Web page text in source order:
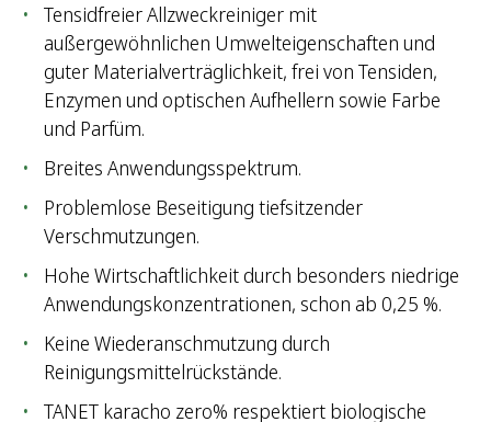
Tensidfreier Allzweckreiniger mit
außergewöhnlichen Umwelteigenschaften und
guter Materialverträglichkeit, frei von Tensiden,
Enzymen und optischen Aufhellern sowie Farbe
und Parfüm.
Breites Anwendungsspektrum.
Problemlose Beseitigung tiefsitzender
Verschmutzungen.
Hohe Wirtschaftlichkeit durch besonders niedrige
Anwendungskonzentrationen, schon ab 0,25 %.
Keine Wiederanschmutzung durch
Reinigungsmittelrückstände.
TANET karacho zero% respektiert biologische